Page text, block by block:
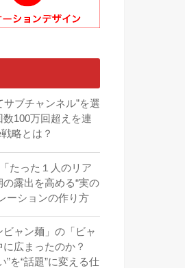
サブチャンネル”を選
100万回超えを連
略とは？
たった１人のリア
露出を高める“実の
ーションの作り方
ャン麺」の「ビャ
広まったのか？
を“話題”に変える仕